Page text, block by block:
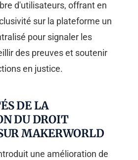
d'utilisateurs, offrant en
sur la plateforme un
pour signaler les
des preuves et soutenir
en justice.
DE LA
DU DROIT
MAKERWORLD
une amélioration de